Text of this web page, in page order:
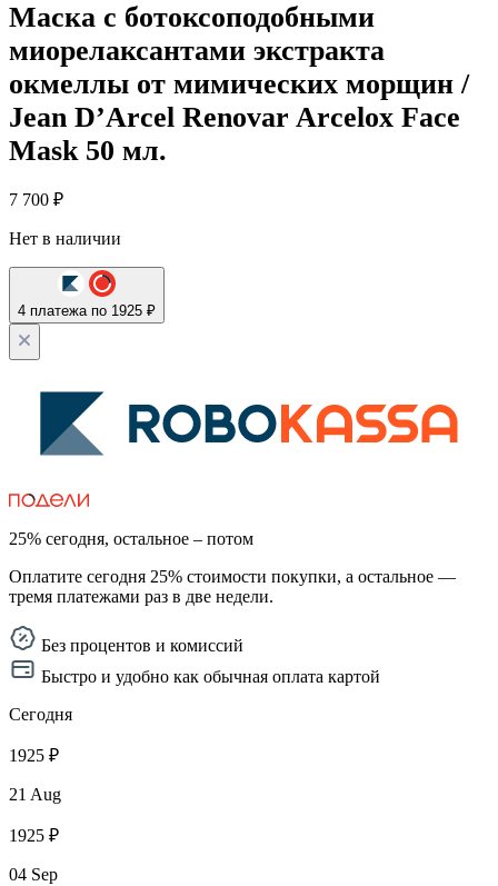
Маска с ботоксоподобными
миорелаксантами экстракта
окмеллы от мимических морщин /
Jean D’Arcel Renovar Arcelox Face
Mask 50 мл.
7 700 ₽
Нет в наличии
4 платежа по 1925 ₽
25% сегодня, остальное – потом
Оплатите сегодня 25% стоимости покупки, а остальное —
тремя платежами раз в две недели.
Без процентов и комиссий
Быстро и удобно как обычная оплата картой
Сегодня
1925 ₽
21 Aug
1925 ₽
04 Sep